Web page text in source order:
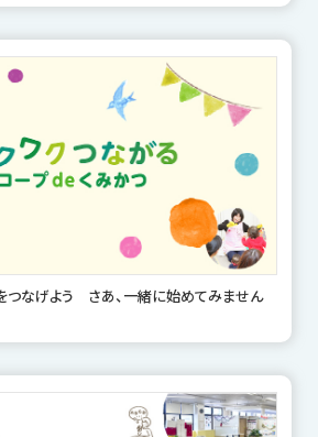
つなげよう さあ、一緒に始めてみません